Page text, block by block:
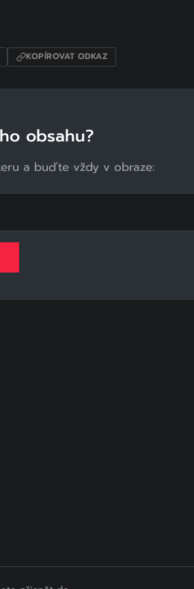
KOPÍROVAT ODKAZ
obsahu?
a buďte vždy v obraze: